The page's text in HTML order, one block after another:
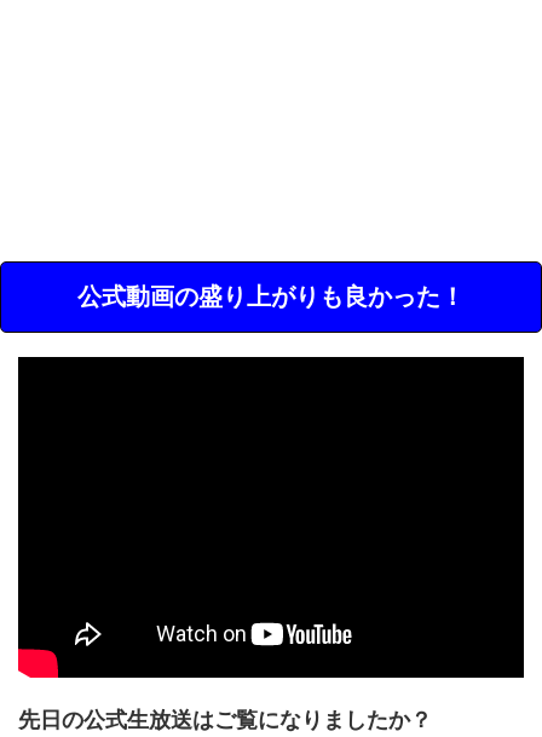
公式動画の盛り上がりも良かった！
先日の公式生放送はご覧になりましたか？